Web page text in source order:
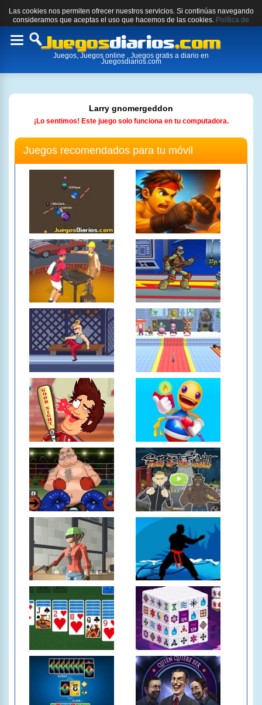
Las cookies nos permiten ofrecer nuestros servicios. Si continúas navegando
consideramos que aceptas el uso que hacemos de las cookies. Política de
cookies.
Toggle
Juegos, Juegos online , Juegos gratis a diario en
Juegosdiarios.com
Larry gnomergeddon
¡Lo sentimos! Este juego solo funciona en tu computadora.
Juegos recomendados para tu móvil